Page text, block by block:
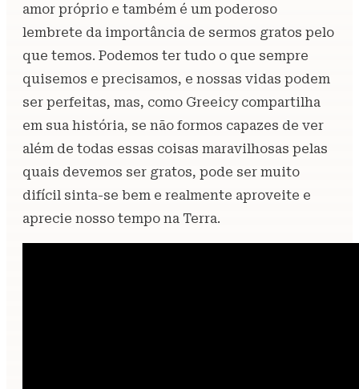
amor próprio e também é um poderoso
lembrete da importância de sermos gratos pelo
que temos. Podemos ter tudo o que sempre
quisemos e precisamos, e nossas vidas podem
ser perfeitas, mas, como Greeicy compartilha
em sua história, se não formos capazes de ver
além de todas essas coisas maravilhosas pelas
quais devemos ser gratos, pode ser muito
difícil sinta-se bem e realmente aproveite e
aprecie nosso tempo na Terra.